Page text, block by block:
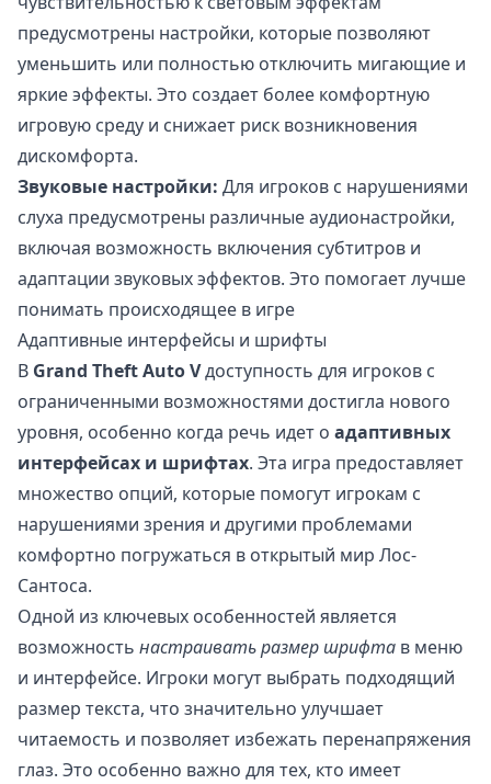
предусмотрены настройки, которые позволяют
уменьшить или полностью отключить мигающие и
яркие эффекты. Это создает более комфортную
игровую среду и снижает риск возникновения
дискомфорта.
Звуковые настройки: Для игроков с нарушениями
слуха предусмотрены различные аудионастройки,
включая возможность включения субтитров и
адаптации звуковых эффектов. Это помогает лучше
понимать происходящее в игре
Адаптивные интерфейсы и шрифты
В Grand Theft Auto Vдоступность для игроков с
ограниченными возможностями достигла нового
уровня, особенно когда речь идет о адаптивных
интерфейсах и шрифтах. Эта игра предоставляет
множество опций, которые помогут игрокам с
нарушениями зрения и другими проблемами
комфортно погружаться в открытый мир Лос-
Сантоса.
Одной из ключевых особенностей является
возможность настраивать размер шрифта в меню
и интерфейсе. Игроки могут выбрать подходящий
размер текста, что значительно улучшает
читаемость и позволяет избежать перенапряжения
глаз. Это особенно важно для тех, кто имеет